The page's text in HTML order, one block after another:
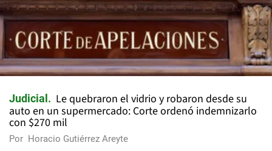
Judicial
Le quebraron el vidrio y robaron desde su
auto en un supermercado: Corte ordenó indemnizarlo
con $270 mil
Por Horacio Gutiérrez Areyte